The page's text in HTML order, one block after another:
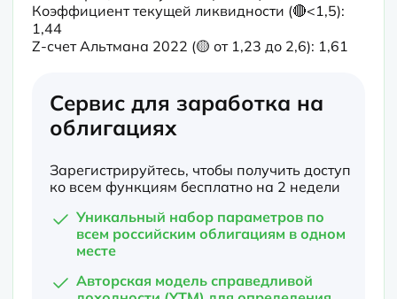
Коэффициент текущей ликвидности (🔴<1,5):
1,44
Z-счет Альтмана 2022 (🟡 от 1,23 до 2,6): 1,61
Сервис для заработка на
облигациях
Зарегистрируйтесь, чтобы получить доступ
ко всем функциям бесплатно на 2 недели
Уникальный набор параметров по
всем российским облигациям в одном
месте
Авторская модель справедливой